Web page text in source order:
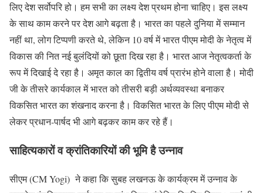
लिए देश सर्वोपरि हो। हम सभी का लक्ष्य देश प्रथम होना चाहिए। इस लक्ष्य
के साथ काम करने पर देश आगे बढ़ता है। भारत का पहले दुनिया में सम्मान
नहीं था, लोग टिप्पणी करते थे, लेकिन 10 वर्ष में भारत पीएम मोदी के नेतृत्व में
विकास की नित नई बुलंदियों को छूता दिख रहा है। भारत आज नेतृत्वकर्ता के
रूप में दिखाई दे रहा है। अमृत काल का द्वितीय वर्ष प्रारंभ होने वाला है। मोदी
जी के तीसरे कार्यकाल में भारत को तीसरी बड़ी अर्थव्यवस्था बनाकर
विकसित भारत का शंखनाद करना है। विकसित भारत के लिए पीएम मोदी से
लेकर प्रधान-पार्षद भी आगे बढ़कर काम कर रहे हैं।
साहित्यकारों व क्रांतिकारियों की भूमि है उन्नाव
सीएम (CM Yogi) ने कहा कि सुबह लखनऊ के कार्यक्रम में उन्नाव के